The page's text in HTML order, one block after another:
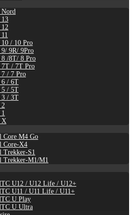
Nord
13
12
10 / 10 Pro
9/ 9R/ 9Pro
8 /8T/ 8 Pro
7T / 7T Pro
7 / 7 Pro
6 / 6T
5 / 5T
3 / 3T
2
1
X
Core M4 Go
Core-X4
Trekker-S1
Trekker-M1/M1
U12 / U12 Life / U12+
U11 / U11 Life / U11+
U Play
U Ultra